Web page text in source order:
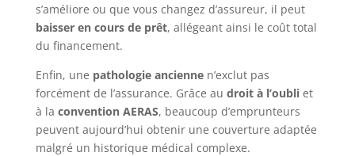
s’améliore ou que vous changez d’assureur, il peut
baisser en cours de prêt, allégeant ainsi le coût total
du financement.
Enfin, une pathologie anciennen’exclut pas
forcément de l’assurance. Grâce au droit à l’oubliet
à la convention AERAS, beaucoup d’emprunteurs
peuvent aujourd’hui obtenir une couverture adaptée
malgré un historique médical complexe.